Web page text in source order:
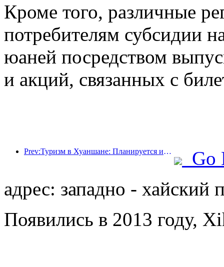
Кроме того, различные
потребителям субсидии
юаней посредством
и акций, связанных с
Prev:Туризм в Хуаншане: Планируется инвестировать 530 миллионов юаней в реконструкцию отелей.
Go
адрес: западно - хайский
Появились в 2013 году,